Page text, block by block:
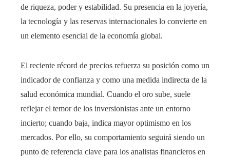
de riqueza, poder y estabilidad. Su presencia en la joyería,
la tecnología y las reservas internacionales lo convierte en
un elemento esencial de la economía global.
El reciente récord de precios refuerza su posición como un
indicador de confianza y como una medida indirecta de la
salud económica mundial. Cuando el oro sube, suele
reflejar el temor de los inversionistas ante un entorno
incierto; cuando baja, indica mayor optimismo en los
mercados. Por ello, su comportamiento seguirá siendo un
punto de referencia clave para los analistas financieros en